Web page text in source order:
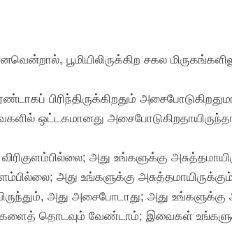
பூமியிலிருக்கிற சகல
பிரிந்திருக்கிறதும்
ஒட்டகமானது
அது உங்களுக்கு
அது உங்களுக்கு
அது அசைபோடாது; அது உங்களுக்கு
தொடவும் வேண்டாம்; இவைகள்